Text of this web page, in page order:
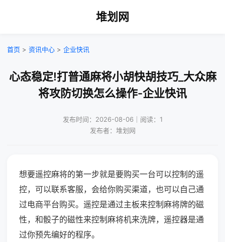
堆划网
首页 > 资讯中心 > 企业快讯
心态稳定!打普通麻将小胡快胡技巧_大众麻
将攻防切换怎么操作-企业快讯
发布时间：2026-08-06｜阅读：1
发布者：堆划网
想要遥控麻将的第一步就是要购买一台可以控制的遥
控，可以联系客服，会给你购买渠道，也可以自己通
过电商平台购买。遥控是通过主板来控制麻将牌的磁
性，和骰子的磁性来控制麻将机来洗牌，遥控器是通
过你预先编好的程序。